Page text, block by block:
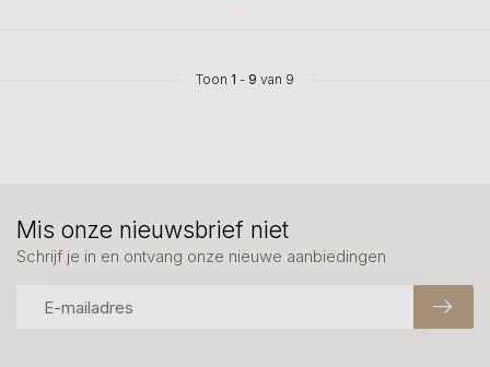
Toon 1 - 9 van 9
Mis onze nieuwsbrief niet
Schrijf je in en ontvang onze nieuwe aanbiedingen